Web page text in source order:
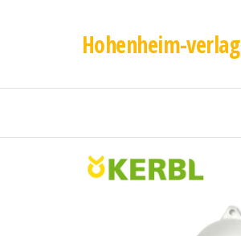
Hohenheim-verlag